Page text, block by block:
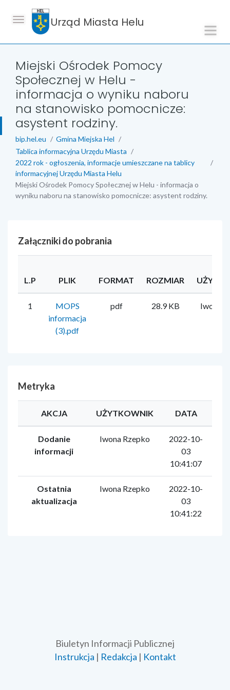
Urząd Miasta Helu
Miejski Ośrodek Pomocy
Społecznej w Helu -
informacja o wyniku naboru
na stanowisko pomocnicze:
asystent rodziny.
bip.hel.eu
Gmina Miejska Hel
Tablica informacyjna Urzędu Miasta
2022 rok - ogłoszenia, informacje umieszczane na tablicy
informacyjnej Urzędu Miasta Helu
Miejski Ośrodek Pomocy Społecznej w Helu - informacja o
wyniku naboru na stanowisko pomocnicze: asystent rodziny.
Załączniki do pobrania
L.P PLIK FORMAT ROZMIAR
1
MOPS
informacja
(3).pdf
pdf 28.9 KB Iwona
Metryka
AKCJA UŻYTKOWNIK DATA
Dodanie
informacji
Iwona Rzepko
2022-10-
03
10:41:07
Ostatnia
aktualizacja
Iwona Rzepko
2022-10-
03
10:41:22
Biuletyn Informacji Publicznej
Instrukcja | Redakcja | Kontakt